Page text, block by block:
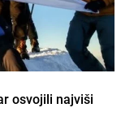
osvojili najviši